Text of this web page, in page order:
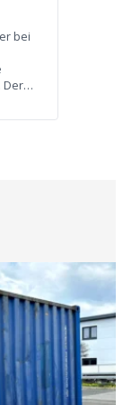
bei
Der